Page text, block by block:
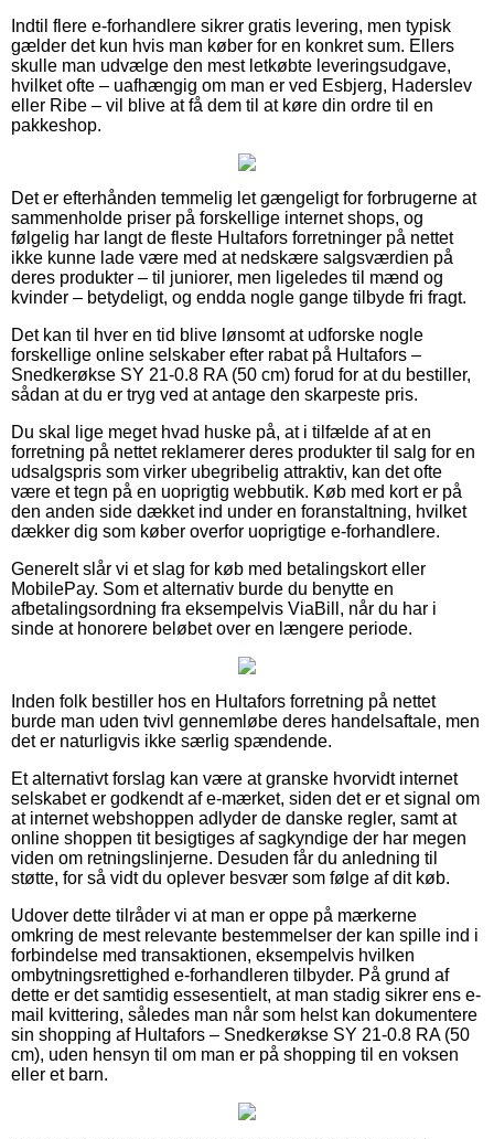
Indtil flere e-forhandlere sikrer gratis levering, men typisk
gælder det kun hvis man køber for en konkret sum. Ellers
skulle man udvælge den mest letkøbte leveringsudgave,
hvilket ofte – uafhængig om man er ved Esbjerg, Haderslev
eller Ribe – vil blive at få dem til at køre din ordre til en
pakkeshop.
Det er efterhånden temmelig let gængeligt for forbrugerne at
sammenholde priser på forskellige internet shops, og
følgelig har langt de fleste Hultafors forretninger på nettet
ikke kunne lade være med at nedskære salgsværdien på
deres produkter – til juniorer, men ligeledes til mænd og
kvinder – betydeligt, og endda nogle gange tilbyde fri fragt.
Det kan til hver en tid blive lønsomt at udforske nogle
forskellige online selskaber efter rabat på Hultafors –
Snedkerøkse SY 21-0.8 RA (50 cm) forud for at du bestiller,
sådan at du er tryg ved at antage den skarpeste pris.
Du skal lige meget hvad huske på, at i tilfælde af at en
forretning på nettet reklamerer deres produkter til salg for en
udsalgspris som virker ubegribelig attraktiv, kan det ofte
være et tegn på en uoprigtig webbutik. Køb med kort er på
den anden side dækket ind under en foranstaltning, hvilket
dækker dig som køber overfor uoprigtige e-forhandlere.
Generelt slår vi et slag for køb med betalingskort eller
MobilePay. Som et alternativ burde du benytte en
afbetalingsordning fra eksempelvis ViaBill, når du har i
sinde at honorere beløbet over en længere periode.
Inden folk bestiller hos en Hultafors forretning på nettet
burde man uden tvivl gennemløbe deres handelsaftale, men
det er naturligvis ikke særlig spændende.
Et alternativt forslag kan være at granske hvorvidt internet
selskabet er godkendt af e-mærket, siden det er et signal om
at internet webshoppen adlyder de danske regler, samt at
online shoppen tit besigtiges af sagkyndige der har megen
viden om retningslinjerne. Desuden får du anledning til
støtte, for så vidt du oplever besvær som følge af dit køb.
Udover dette tilråder vi at man er oppe på mærkerne
omkring de mest relevante bestemmelser der kan spille ind i
forbindelse med transaktionen, eksempelvis hvilken
ombytningsrettighed e-forhandleren tilbyder. På grund af
dette er det samtidig essesentielt, at man stadig sikrer ens e-
mail kvittering, således man når som helst kan dokumentere
sin shopping af Hultafors – Snedkerøkse SY 21-0.8 RA (50
cm), uden hensyn til om man er på shopping til en voksen
eller et barn.